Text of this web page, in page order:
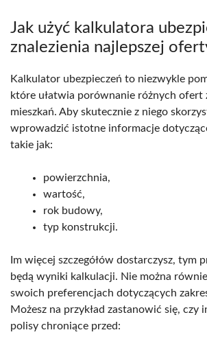
Jak użyć kalkulatora
znalezienia najlepszej
Kalkulator ubezpieczeń to niezwykle
które ułatwia porównanie różnych ofert
mieszkań. Aby skutecznie z niego
wprowadzić istotne informacje
takie jak:
powierzchnia,
wartość,
rok budowy,
typ konstrukcji.
Im więcej szczegółów dostarczysz, tym
będą wyniki kalkulacji. Nie można
swoich preferencjach dotyczących
Możesz na przykład zastanowić się, czy
polisy chroniące przed: